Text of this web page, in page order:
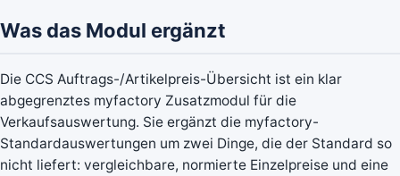
Was das Modul ergänzt
Die CCS Auftrags-/Artikelpreis-Übersicht ist ein klar
abgegrenztes myfactory Zusatzmodul für die
Verkaufsauswertung. Sie ergänzt die myfactory-
Standardauswertungen um zwei Dinge, die der Standard so
nicht liefert: vergleichbare, normierte Einzelpreise und eine